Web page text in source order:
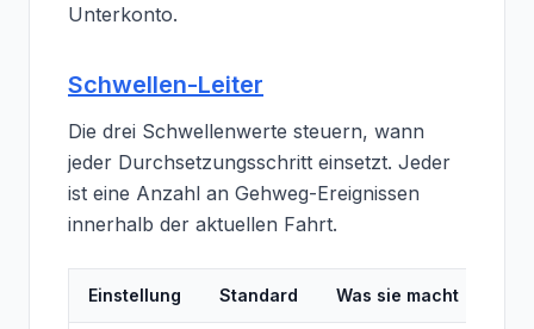
Unterkonto.
Schwellen-Leiter
Die drei Schwellenwerte steuern, wann
jeder Durchsetzungsschritt einsetzt. Jeder
ist eine Anzahl an Gehweg-Ereignissen
innerhalb der aktuellen Fahrt.
Einstellung Standard Was sie macht